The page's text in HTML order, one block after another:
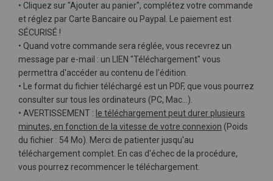
• Cliquez sur "Ajouter au panier", complétez votre commande
et réglez par Carte Bancaire ou Paypal. Le paiement est
SÉCURISÉ !
• Quand votre commande sera réglée, vous recevrez un
message par e-mail : un LIEN "Téléchargement" vous
permettra d'accéder au contenu de l'édition.
• Le format du fichier téléchargé est un PDF, que vous pourrez
consulter sur tous les ordinateurs (PC, Mac…).
• AVERTISSEMENT : le téléchargement peut durer plusieurs
minutes, en fonction de la vitesse de votre connexion (Poids
du fichier : 54 Mo). Merci de patienter jusqu'au
téléchargement complet. En cas d'échec de la procédure,
vous pourrez recommencer le téléchargement.